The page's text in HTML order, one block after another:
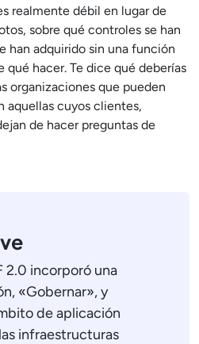
realmente débil en lugar de
sobre qué controles se han
han adquirido sin una función
qué hacer. Te dice qué deberías
organizaciones que pueden
aquellas cuyos clientes,
de hacer preguntas de
2.0 incorporó una
«Gobernar», y
de aplicación
infraestructuras